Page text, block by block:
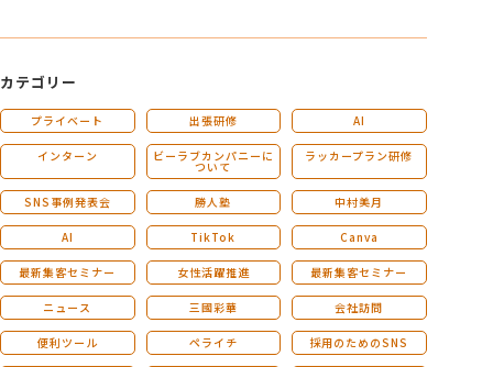
カテゴリー
プライベート 出張研修 AI
インターン ビーラブカンパニーに
ついて
ラッカープラン研修
SNS事例発表会 勝人塾 中村美月
AI TikTok Canva
最新集客セミナー 女性活躍推進 最新集客セミナー
ニュース 三國彩華 会社訪問
便利ツール ペライチ 採用のためのSNS